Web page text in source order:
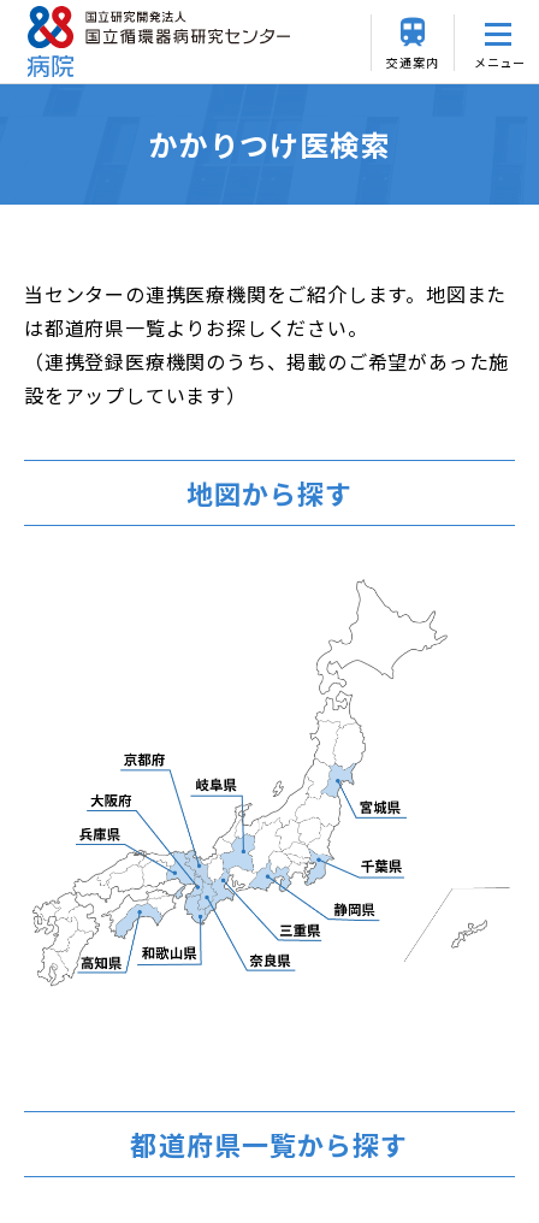
交通案内 メニュー
かかりつけ医検索
当センターの連携医療機関をご紹介します。地図また
は都道府県一覧よりお探しください。
（連携登録医療機関のうち、掲載のご希望があった施
設をアップしています）
地図から探す
都道府県一覧から探す